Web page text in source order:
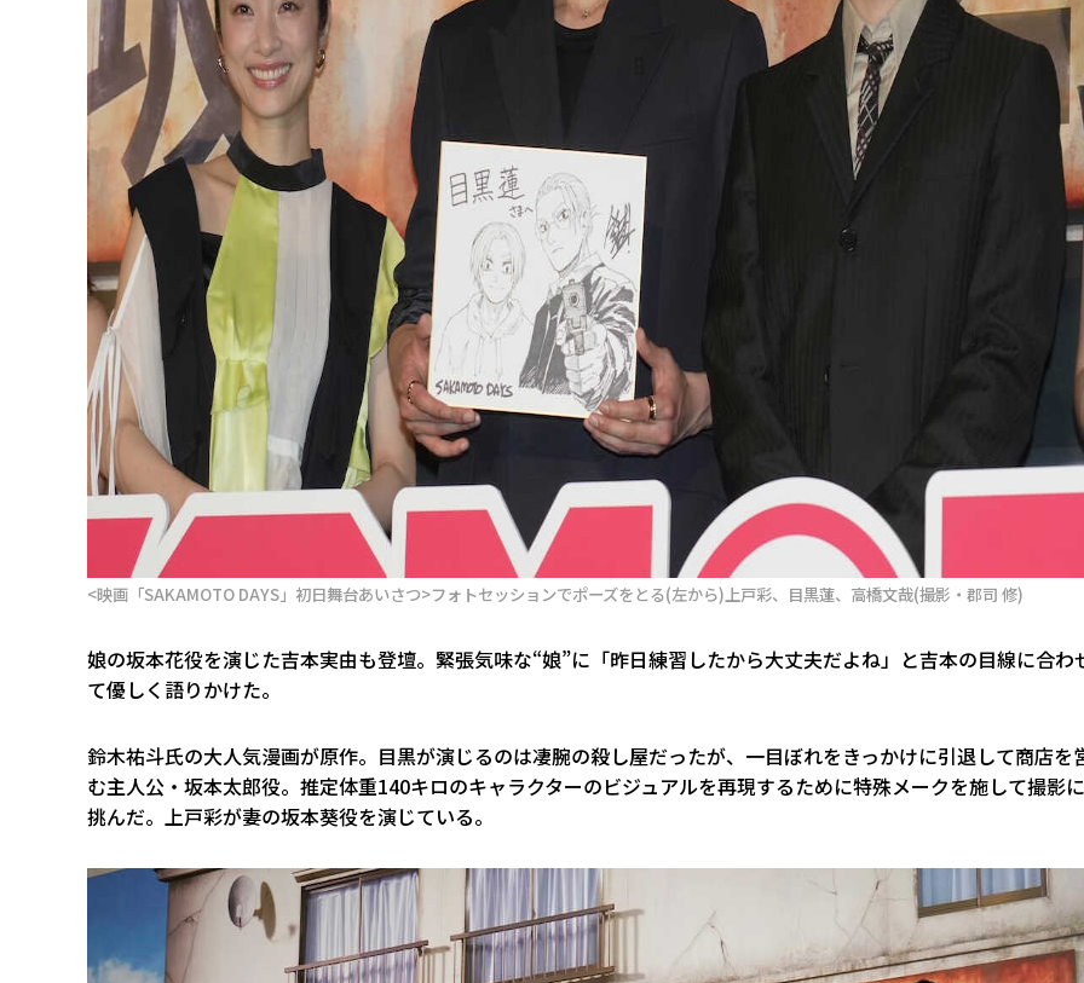
<映画「SAKAMOTO DAYS」初日舞台あいさつ>フォトセッションでポーズをとる(左から)上戸彩、目黒蓮、高橋文哉(撮影・郡司 修)
娘の坂本花役を演じた吉本実由も登壇。緊張気味な“娘”に「昨日練習したから大丈夫だよね」と吉本の目線に合わ
て優しく語りかけた。
鈴木祐斗氏の大人気漫画が原作。目黒が演じるのは凄腕の殺し屋だったが、一目ぼれをきっかけに引退して商店を
む主人公・坂本太郎役。推定体重140キロのキャラクターのビジュアルを再現するために特殊メークを施して撮影に
挑んだ。上戸彩が妻の坂本葵役を演じている。